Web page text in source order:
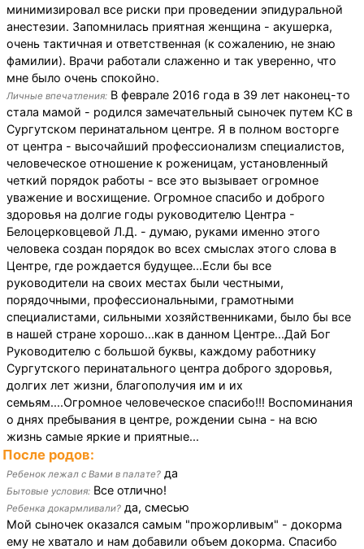
минимизировал все риски при проведении эпидуральной
анестезии. Запомнилась приятная женщина - акушерка,
очень тактичная и ответственная (к сожалению, не знаю
фамилии). Врачи работали слаженно и так уверенно, что
мне было очень спокойно.
Личные впечатления: В феврале 2016 года в 39 лет наконец-то
стала мамой - родился замечательный сыночек путем КС в
Сургутском перинатальном центре. Я в полном восторге
от центра - высочайший профессионализм специалистов,
человеческое отношение к роженицам, установленный
четкий порядок работы - все это вызывает огромное
уважение и восхищение. Огромное спасибо и доброго
здоровья на долгие годы руководителю Центра -
Белоцерковцевой Л.Д. - думаю, руками именно этого
человека создан порядок во всех смыслах этого слова в
Центре, где рождается будущее...Если бы все
руководители на своих местах были честными,
порядочными, профессиональными, грамотными
специалистами, сильными хозяйственниками, было бы все
в нашей стране хорошо...как в данном Центре...Дай Бог
Руководителю с большой буквы, каждому работнику
Сургутского перинатального центра доброго здоровья,
долгих лет жизни, благополучия им и их
семьям....Огромное человеческое спасибо!!! Воспоминания
о днях пребывания в центре, рождении сына - на всю
жизнь самые яркие и приятные...
После родов:
Ребенок лежал с Вами в палате? да
Бытовые условия: Все отлично!
Ребенка докармливали? да, смесью
Мой сыночек оказался самым "прожорливым" - докорма
ему не хватало и нам добавили объем докорма. Спасибо